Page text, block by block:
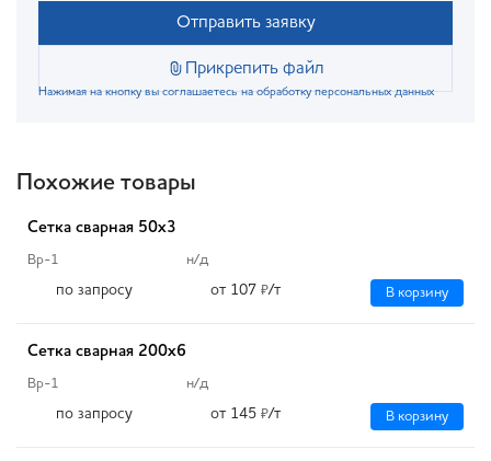
Отправить заявку
Прикрепить файл
Нажимая на кнопку вы соглашаетесь на обработку персональных данных
Похожие товары
Сетка сварная 50х3
Вр-1 н/д
по запросу от 107 ₽/т В корзину
Сетка сварная 200х6
Вр-1 н/д
по запросу от 145 ₽/т В корзину